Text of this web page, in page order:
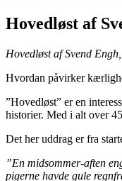
Hovedløst af
Hovedløst af Svend
Hvordan påvirker
”Hovedløst” er en
historier. Med i alt over
Det her uddrag er fra
”En midsommer-aften
pigerne havde gule